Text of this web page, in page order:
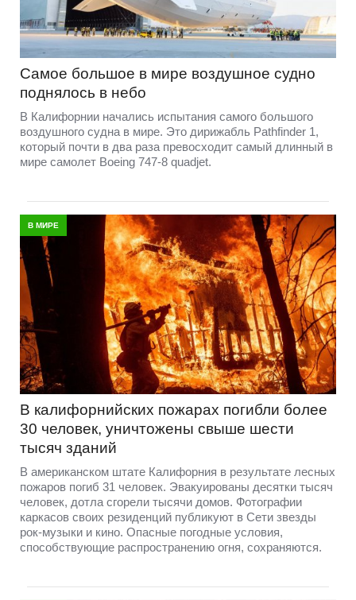
Самое большое в мире воздушное судно
поднялось в небо
В Калифорнии начались испытания самого большого
воздушного судна в мире. Это дирижабль Pathfinder 1,
который почти в два раза превосходит самый длинный в
мире самолет Boeing 747-8 quadjet.
В МИРЕ
В калифорнийских пожарах погибли более
30 человек, уничтожены свыше шести
тысяч зданий
В американском штате Калифорния в результате лесных
пожаров погиб 31 человек. Эвакуированы десятки тысяч
человек, дотла сгорели тысячи домов. Фотографии
каркасов своих резиденций публикуют в Сети звезды
рок-музыки и кино. Опасные погодные условия,
способствующие распространению огня, сохраняются.